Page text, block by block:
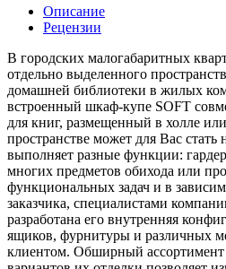
Описание
Рецензии
В городских малогабаритных
отдельно выделенного
домашней библиотеки в жилых
встроенный шкаф-купе SOFT
для книг, размещенный в холле
пространстве может для Вас
выполняет разные функции:
многих предметов обихода или
функциональных задач и в
заказчика, специалистами
разработана его внутренняя
ящиков, фурнитуры и различных
клиентом. Обширный